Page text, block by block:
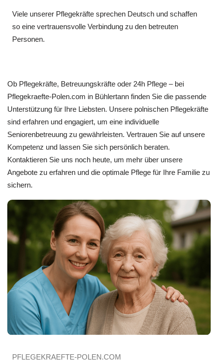
Viele unserer Pflegekräfte sprechen Deutsch und schaffen
so eine vertrauensvolle Verbindung zu den betreuten
Personen.
Ob Pflegekräfte, Betreuungskräfte oder 24h Pflege – bei
Pflegekraefte-Polen.com in Bühlertann finden Sie die passende
Unterstützung für Ihre Liebsten. Unsere polnischen Pflegekräfte
sind erfahren und engagiert, um eine individuelle
Seniorenbetreuung zu gewährleisten. Vertrauen Sie auf unsere
Kompetenz und lassen Sie sich persönlich beraten.
Kontaktieren Sie uns noch heute, um mehr über unsere
Angebote zu erfahren und die optimale Pflege für Ihre Familie zu
sichern.
PFLEGEKRAEFTE-POLEN.COM